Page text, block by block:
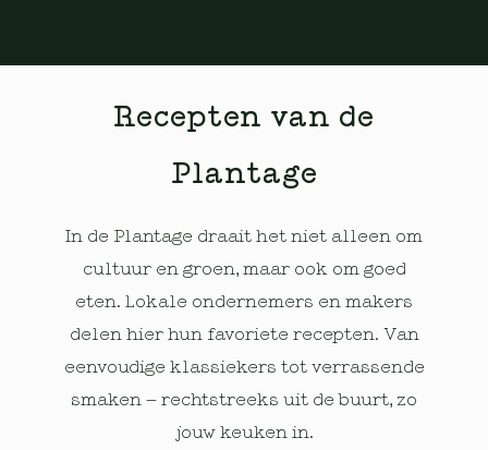
Recepten van de
Plantage
In de Plantage draait het niet alleen om
cultuur en groen, maar ook om goed
eten. Lokale ondernemers en makers
delen hier hun favoriete recepten. Van
eenvoudige klassiekers tot verrassende
smaken – rechtstreeks uit de buurt, zo
jouw keuken in.